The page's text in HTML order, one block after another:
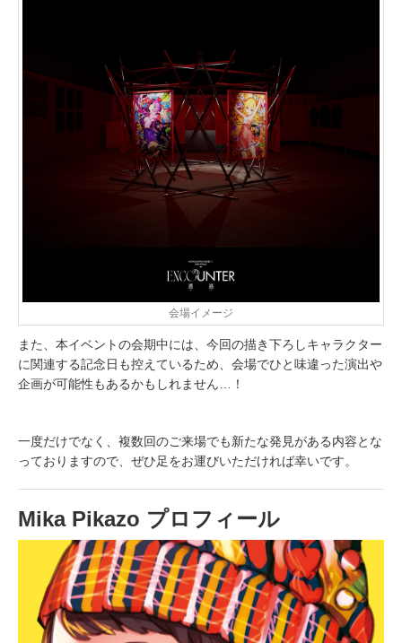
会場イメージ
また、本イベントの会期中には、今回の描き下ろしキャラクター
に関連する記念日も控えているため、会場でひと味違った演出や
企画が可能性もあるかもしれません…！
一度だけでなく、複数回のご来場でも新たな発見がある内容とな
っておりますので、ぜひ足をお運びいただければ幸いです。
Mika Pikazo プロフィール